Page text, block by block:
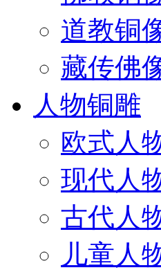
道教铜
藏传佛
人物铜雕
欧式人
现代人
古代人
儿童人